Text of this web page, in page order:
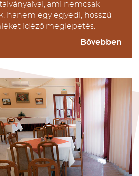
ami nemcsak
hanem egy egyedi, hosszú
idéző meglepetés.
Bővebben